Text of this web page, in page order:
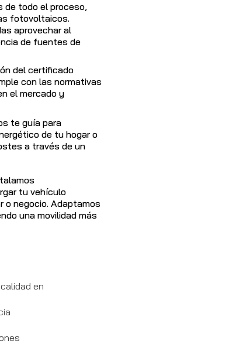
de todo el proceso,
fotovoltaicos.
aprovechar al
de fuentes de
del certificado
con las normativas
el mercado y
te guía para
de tu hogar o
a través de un
tu vehículo
o negocio. Adaptamos
una movilidad más
en